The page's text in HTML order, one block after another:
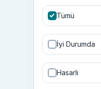
Tümü
İyi Durumda
Hasarlı